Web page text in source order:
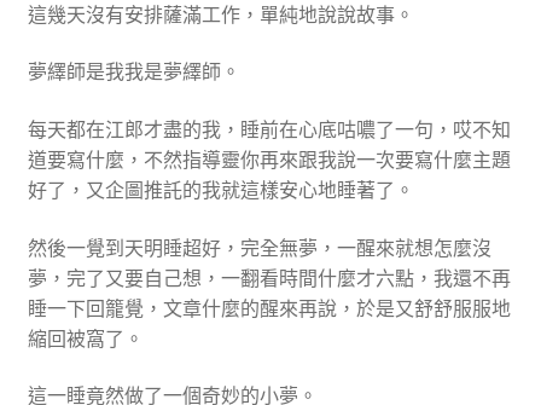
這幾天沒有安排薩滿工作，單純地說說故事。
夢繹師是我我是夢繹師。
每天都在江郎才盡的我，睡前在心底咕噥了一句，哎不知
道要寫什麼，不然指導靈你再來跟我說一次要寫什麼主題
好了，又企圖推託的我就這樣安心地睡著了。
然後一覺到天明睡超好，完全無夢，一醒來就想怎麼沒
夢，完了又要自己想，一翻看時間什麼才六點，我還不再
睡一下回籠覺，文章什麼的醒來再說，於是又舒舒服服地
縮回被窩了。
這一睡竟然做了一個奇妙的小夢。